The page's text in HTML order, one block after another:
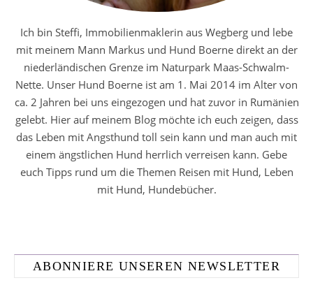
Ich bin Steffi, Immobilienmaklerin aus Wegberg und lebe
mit meinem Mann Markus und Hund Boerne direkt an der
niederländischen Grenze im Naturpark Maas-Schwalm-
Nette. Unser Hund Boerne ist am 1. Mai 2014 im Alter von
ca. 2 Jahren bei uns eingezogen und hat zuvor in Rumänien
gelebt. Hier auf meinem Blog möchte ich euch zeigen, dass
das Leben mit Angsthund toll sein kann und man auch mit
einem ängstlichen Hund herrlich verreisen kann. Gebe
euch Tipps rund um die Themen Reisen mit Hund, Leben
mit Hund, Hundebücher.
ABONNIERE UNSEREN NEWSLETTER